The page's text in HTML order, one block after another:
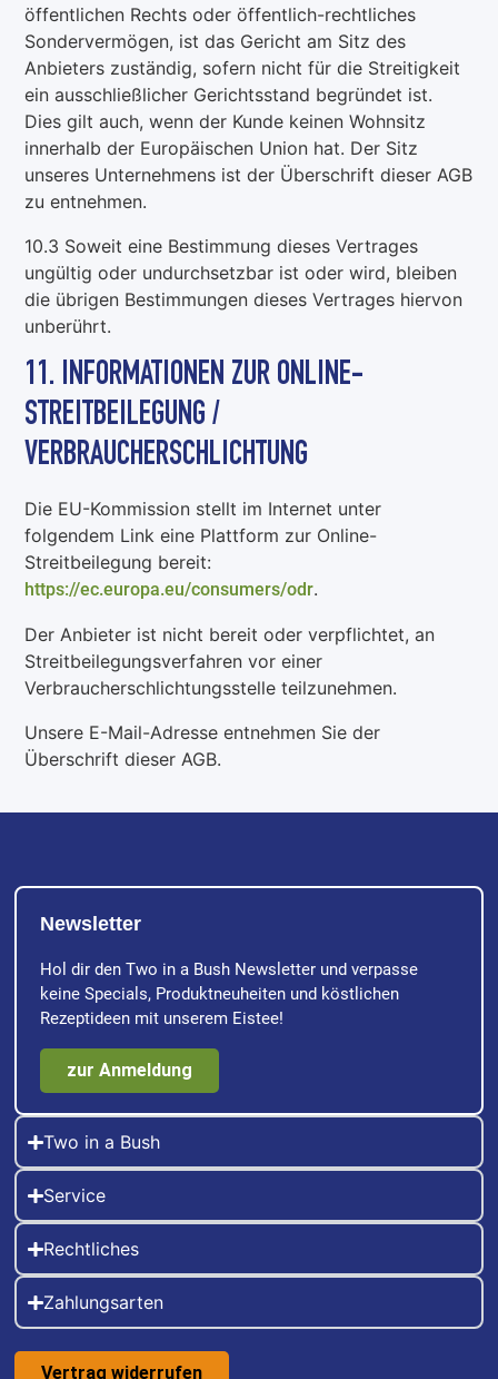
öffentlichen Rechts oder öffentlich-rechtliches
Sondervermögen, ist das Gericht am Sitz des
Anbieters zuständig, sofern nicht für die Streitigkeit
ein ausschließlicher Gerichtsstand begründet ist.
Dies gilt auch, wenn der Kunde keinen Wohnsitz
innerhalb der Europäischen Union hat. Der Sitz
unseres Unternehmens ist der Überschrift dieser AGB
zu entnehmen.
10.3 Soweit eine Bestimmung dieses Vertrages
ungültig oder undurchsetzbar ist oder wird, bleiben
die übrigen Bestimmungen dieses Vertrages hiervon
unberührt.
11. INFORMATIONEN ZUR ONLINE-
STREITBEILEGUNG /
VERBRAUCHERSCHLICHTUNG
Die EU-Kommission stellt im Internet unter
folgendem Link eine Plattform zur Online-
Streitbeilegung bereit:
https://ec.europa.eu/consumers/odr.
Der Anbieter ist nicht bereit oder verpflichtet, an
Streitbeilegungsverfahren vor einer
Verbraucherschlichtungsstelle teilzunehmen.
Unsere E-Mail-Adresse entnehmen Sie der
Überschrift dieser AGB.
Newsletter
Hol dir den Two in a Bush Newsletter und verpasse
keine Specials, Produktneuheiten und köstlichen
Rezeptideen mit unserem Eistee!
zur Anmeldung
Two in a Bush
Service
Rechtliches
Zahlungsarten
Vertrag widerrufen